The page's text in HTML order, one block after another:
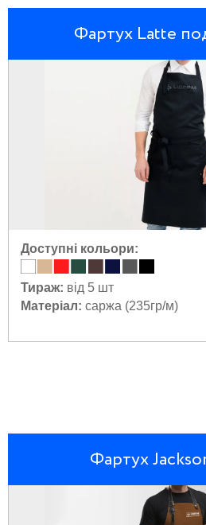
Фартух Latte
Доступні кольори:
Тираж: від 5 шт
Матеріал: саржа (235гр/м)
Фартух